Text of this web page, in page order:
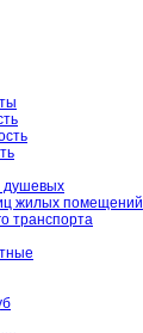
душевых
жилых помещений
транспорта